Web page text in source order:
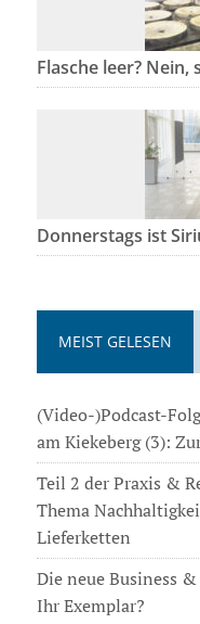
Flasche leer? Nein,
Donnerstags ist
MEIST GELESEN
(Video-)Podcast-
am Kiekeberg (3):
Teil 2 der Praxis &
Thema
Lieferketten
Die neue Business
Ihr Exemplar?